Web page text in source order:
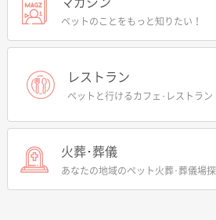
ペットのことをもっと知りたい！
レストラン
ペットと行けるカフェ･レストラン
火葬･葬儀
あなたの地域のペット火葬･葬儀場